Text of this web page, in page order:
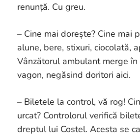
renunță. Cu greu.
– Cine mai dorește? Cine mai
alune, bere, stixuri, ciocolată,
Vânzătorul ambulant merge
vagon, negăsind doritori aici.
– Biletele la control, vă rog!
urcat? Controlorul verifică
dreptul lui Costel. Acesta se